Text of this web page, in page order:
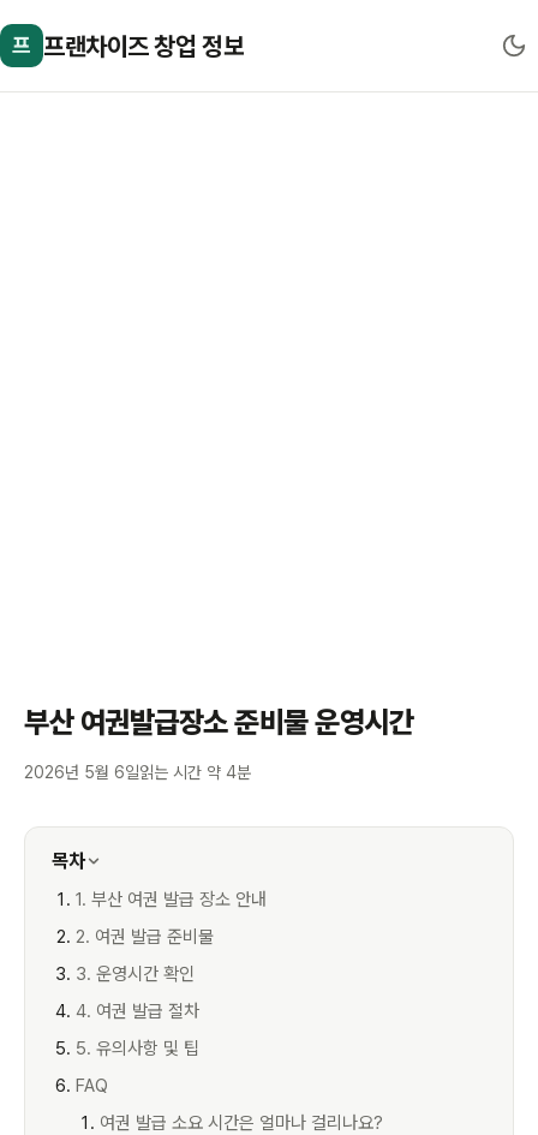
프 프랜차이즈 창업 정보
부산 여권발급장소 준비물 운영시간
2026년 5월 6일읽는 시간 약 4분
목차
1. 부산 여권 발급 장소 안내
2. 여권 발급 준비물
3. 운영시간 확인
4. 여권 발급 절차
5. 유의사항 및 팁
FAQ
여권 발급 소요 시간은 얼마나 걸리나요?